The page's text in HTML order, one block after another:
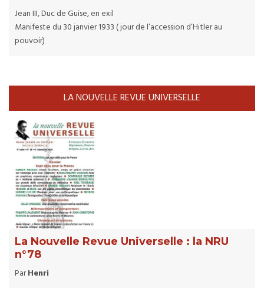
Jean III, Duc de Guise, en exil
Manifeste du 30 janvier 1933 ( jour de l’accession d’Hitler au
pouvoir)
LA NOUVELLE REVUE UNIVERSELLE
La Nouvelle Revue Universelle : la NRU
n°78
ParHenri